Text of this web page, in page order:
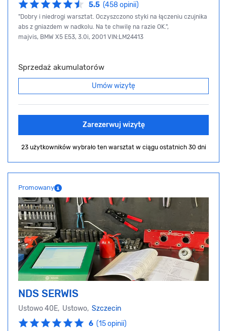
5.5 (458 opinii)
"Dobry i niedrogi warsztat. Oczyszczono styki na łączeniu czujnika
abs z gniazdem w nadkolu. Na te chwilę na razie OK.",
majvis, BMW X5 E53, 3.0i, 2001 VIN:LM24413
Sprzedaż akumulatorów
Umów wizytę
Zarezerwuj wizytę
23 użytkowników wybrało ten warsztat w ciągu ostatnich 30 dni
Promowany
NDS SERWIS
Ustowo 40E, Ustowo, Szczecin
6 (15 opinii)